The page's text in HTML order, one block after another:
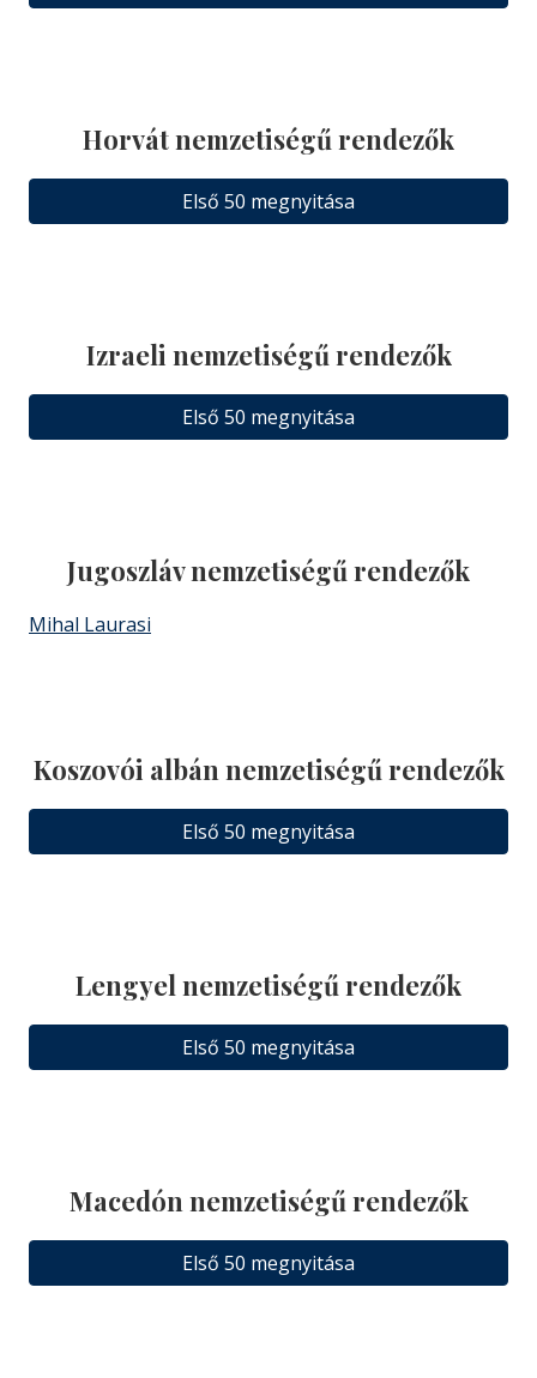
Horvát nemzetiségű rendezők
Első 50 megnyitása
Izraeli nemzetiségű rendezők
Első 50 megnyitása
Jugoszláv nemzetiségű rendezők
Mihal Laurasi
Koszovói albán nemzetiségű rendezők
Első 50 megnyitása
Lengyel nemzetiségű rendezők
Első 50 megnyitása
Macedón nemzetiségű rendezők
Első 50 megnyitása